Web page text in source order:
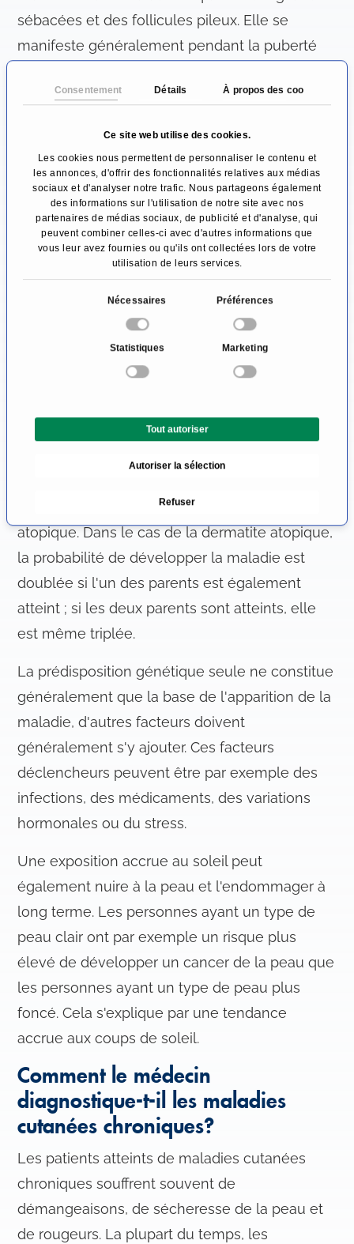
Consentement Détails À propos des cookies
Ce site web utilise des cookies.
Les cookies nous permettent de personnaliser le contenu et
les annonces, d'offrir des fonctionnalités relatives aux médias
sociaux et d'analyser notre trafic. Nous partageons également
des informations sur l'utilisation de notre site avec nos
partenaires de médias sociaux, de publicité et d'analyse, qui
peuvent combiner celles-ci avec d'autres informations que
vous leur avez fournies ou qu'ils ont collectées lors de votre
utilisation de leurs services.
o
s
e
n
e
e
n
Nécessaires Préférences
Statistiques Marketing
Tout autoriser
Autoriser la sélection
Refuser
sébacées et des follicules pileux. Elle se
manifeste généralement pendant la puberté
de pustules. L'acné se trouve principalement là
ou le menton. Une apparition en dehors du
visage est également possible.
Quelles sont les causes des
maladies cutanées chroniques?
Les causes des maladies cutanées chroniques
peuvent être très diverses, dans la plupart des
cas, c'est l'interaction de différents facteurs qui
conduit à l'apparition de la maladie.
composantes génétiques jouent un rôle décisif
et le tableau clinique est plus fréquent dans
mélanome malin, le psoriasis ou la dermatite
atopique. Dans le cas de la dermatite atopique,
la probabilité de développer la maladie est
doublée si l'un des parents est également
atteint ; si les deux parents sont atteints, elle
est même triplée.
La prédisposition génétique seule ne constitue
généralement que la base de l'apparition de la
maladie, d'autres facteurs doivent
généralement s'y ajouter. Ces facteurs
déclencheurs peuvent être par exemple des
infections, des médicaments, des variations
hormonales ou du stress.
Une exposition accrue au soleil peut
également nuire à la peau et l'endommager à
long terme. Les personnes ayant un type de
peau clair ont par exemple un risque plus
élevé de développer un cancer de la peau que
les personnes ayant un type de peau plus
foncé. Cela s'explique par une tendance
accrue aux coups de soleil.
Comment le médecin
diagnostique-t-il les maladies
cutanées chroniques?
Les patients atteints de maladies cutanées
chroniques souffrent souvent de
démangeaisons, de sécheresse de la peau et
de rougeurs. La plupart du temps, les